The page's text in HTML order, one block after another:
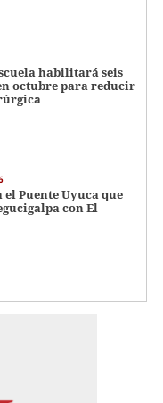
habilitará seis
octubre para reducir
el Puente Uyuca que
con El